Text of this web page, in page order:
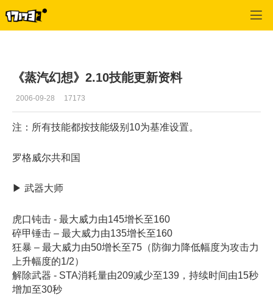
《蒸汽幻想》2.10技能更新资料
2006-09-28 17173
注：所有技能都按技能级别10为基准设置。
罗格威尔共和国
▶ 武器大师
虎口钝击 - 最大威力由145增长至160
碎甲锤击 – 最大威力由135增长至160
狂暴 – 最大威力由50增长至75（防御力降低幅度为攻击力
上升幅度的1/2）
解除武器 - STA消耗量由209减少至139，持续时间由15秒
增加至30秒